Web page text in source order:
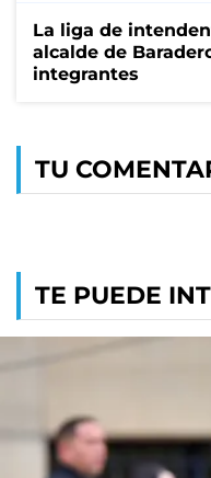
La liga de
alcalde de
integrantes
TU
TE PUEDE